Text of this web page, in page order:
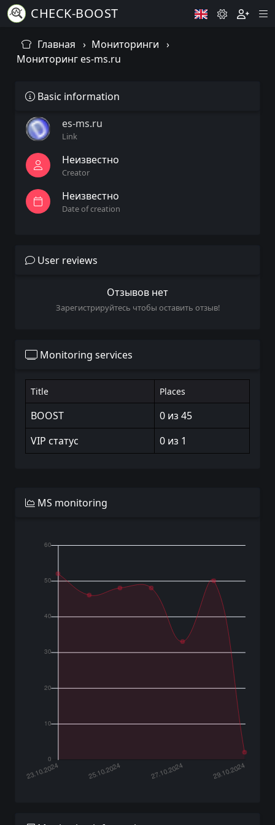
CHECK-BOOST
Главная
Мониторинги
Мониторинг es-ms.ru
Basic information
es-ms.ru
Link
Неизвестно
Creator
Неизвестно
Date of creation
User reviews
Отзывов нет
Зарегистрируйтесь чтобы оставить отзыв!
Monitoring services
Title Places
BOOST
0 из 45
VIP статус
0 из 1
MS monitoring